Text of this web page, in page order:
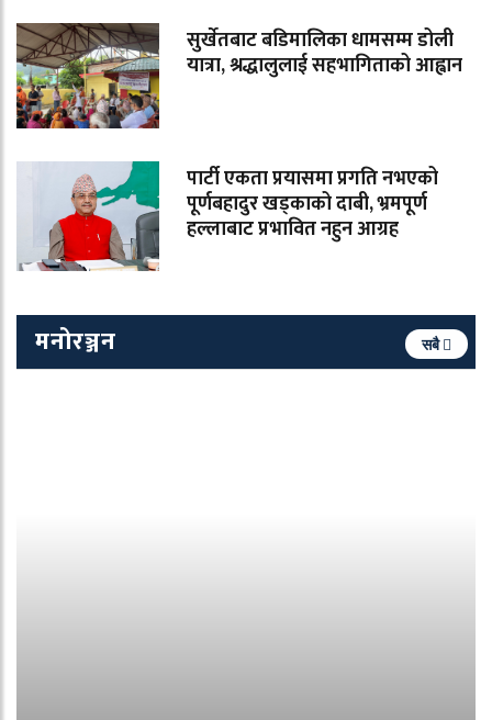
सुर्खेतबाट बडिमालिका धामसम्म डोली
यात्रा, श्रद्धालुलाई सहभागिताको आह्वान
पार्टी एकता प्रयासमा प्रगति नभएको
पूर्णबहादुर खड्काको दाबी, भ्रमपूर्ण
हल्लाबाट प्रभावित नहुन आग्रह
मनोरञ्जन सबै